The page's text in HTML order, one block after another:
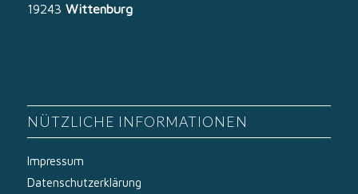
19243 Wittenburg
NÜTZLICHE INFORMATIONEN
Impressum
Datenschutzerklärung